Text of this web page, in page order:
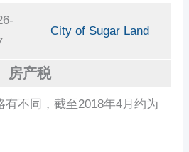
City of Sugar Land
房产税
有不同，截至2018年4月约为